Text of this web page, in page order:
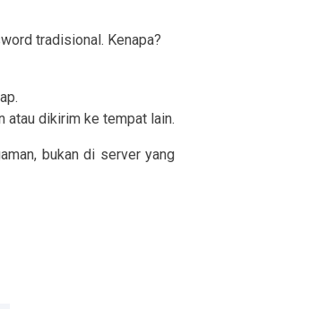
tradisional. Kenapa?
dikirim ke tempat lain.
bukan di server yang